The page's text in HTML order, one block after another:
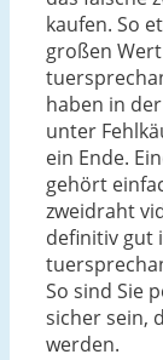
kaufen. So
großen
haben in
unter
ein Ende.
gehört
zweidraht
definitiv gut
So sind Sie
sicher sein,
werden.